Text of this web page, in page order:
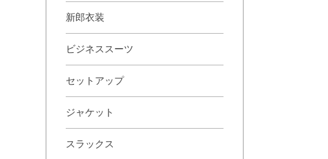
新郎衣装
ビジネススーツ
セットアップ
ジャケット
スラックス